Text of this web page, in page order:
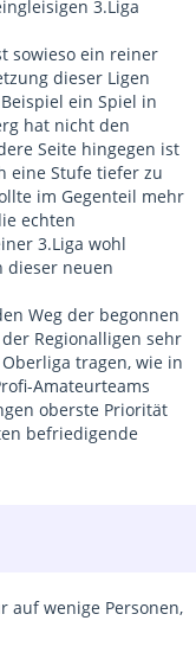
3.Liga
sowieso ein reiner
dieser Ligen
ein Spiel in
hat nicht den
Seite hingegen ist
eine Stufe tiefer zu
im Gegenteil mehr
echten
3.Liga wohl
dieser neuen
Weg der begonnen
Regionalligen sehr
tragen, wie in
Amateurteams
oberste Priorität
befriedigende
auf wenige Personen,